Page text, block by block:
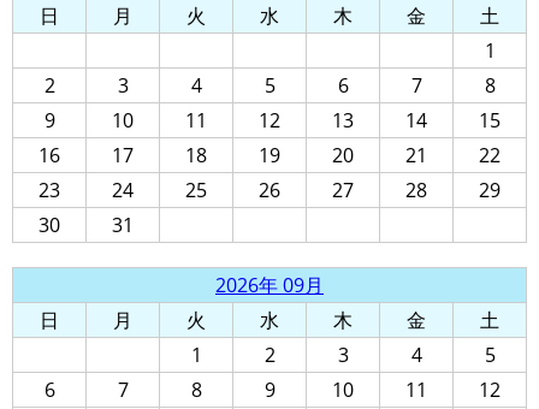
日
月 火 水 木 金
土
1
2
3 4 5 6 7
8
9
10 11 12 13 14
15
16
17 18 19 20 21
22
23
24 25 26 27 28
29
30
31
2026年 09月
日
月 火 水 木 金
土
1
2 3 4
5
6
7 8 9 10 11
12